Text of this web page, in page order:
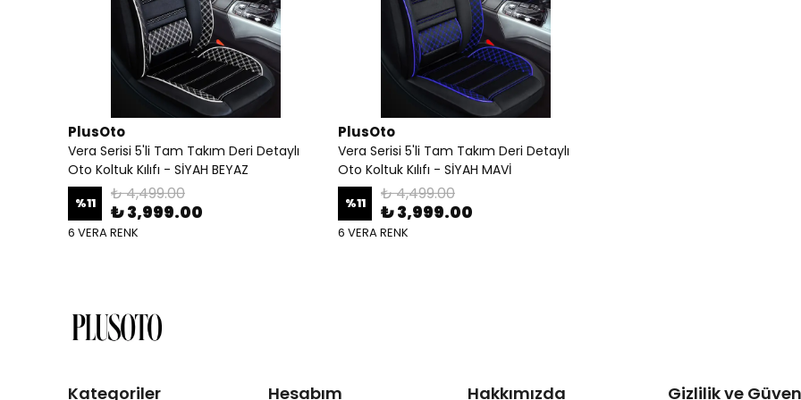
PlusOto
Vera Serisi 5'li Tam Takım Deri Detaylı
Oto Koltuk Kılıfı - SİYAH BEYAZ
%11 ₺ 4,499.00
₺ 3,999.00
6 VERA RENK
PlusOto
Vera Serisi 5'li Tam Takım Deri Detaylı
Oto Koltuk Kılıfı - SİYAH MAVİ
%11 ₺ 4,499.00
₺ 3,999.00
6 VERA RENK
Kategoriler Hesabım Hakkımızda Gizlilik ve